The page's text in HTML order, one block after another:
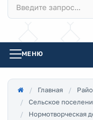
МЕНЮ
Главная
Сельское
Нормотворческая